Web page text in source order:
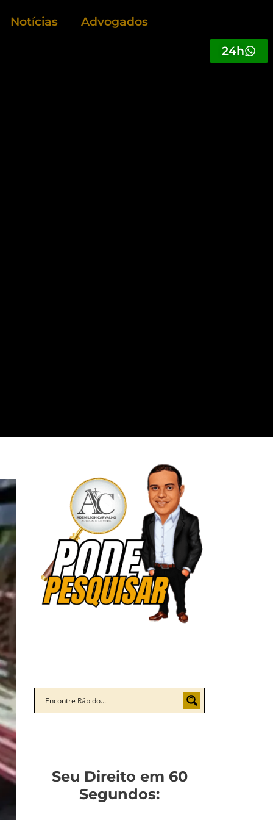
Notícias Advogados
24h
Seu Direito em 60
Segundos: